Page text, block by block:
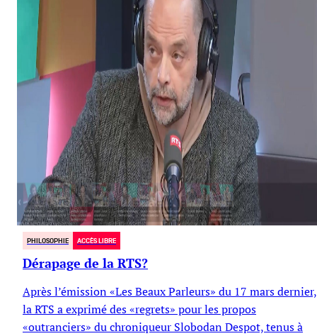
PHILOSOPHIE ACCÈS LIBRE
Dérapage de la RTS?
Après l’émission «Les Beaux Parleurs» du 17 mars dernier,
la RTS a exprimé des «regrets» pour les propos
«outranciers» du chroniqueur Slobodan Despot, tenus à